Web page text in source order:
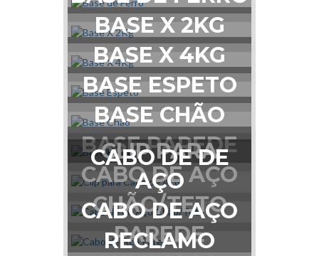
BASE X 2KG
BASE X 4KG
BASE ESPETO
BASE CHÃO
BASE PAREDE
CLIP PARA
CABO DE AÇO
CABO DE DE
AÇO
CHÃO/TETO
CABO DE AÇO
PAREDE
RECLAMO